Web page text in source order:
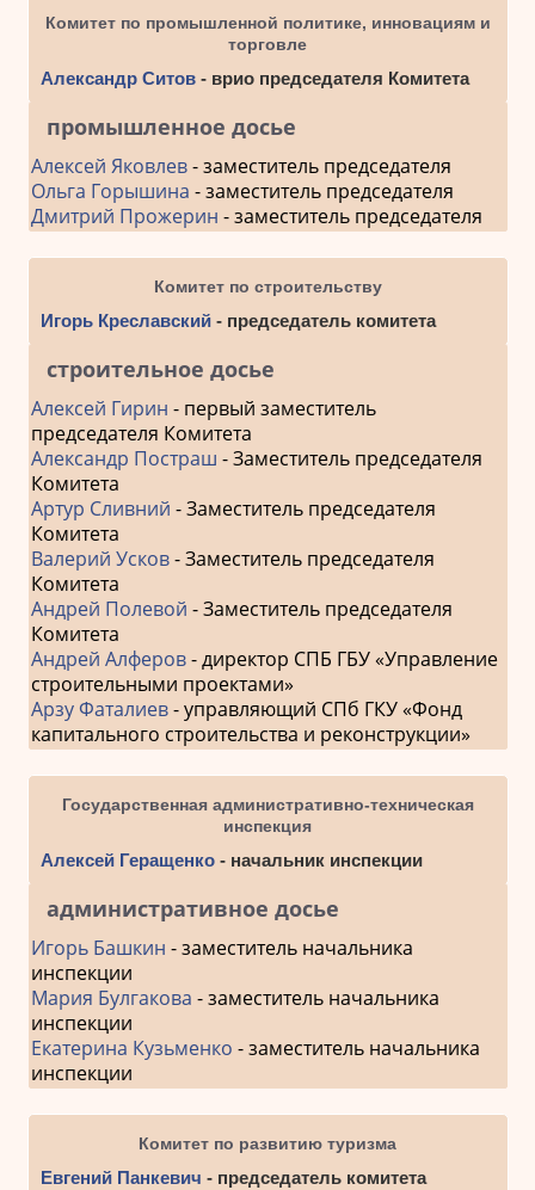
Комитет по промышленной политике, инновациям и
торговле
Александр Ситов- врио председателя Комитета
промышленное досье
Алексей Яковлев- заместитель председателя
Ольга Горышина - заместитель председателя
Дмитрий Прожерин - заместитель председателя
Комитет по строительству
Игорь Креславский - председатель комитета
строительное досье
Алексей Гирин - первый заместитель
председателя Комитета
Александр Постраш - Заместитель председателя
Комитета
Артур Сливний - Заместитель председателя
Комитета
Валерий Усков- Заместитель председателя
Комитета
Андрей Полевой - Заместитель председателя
Комитета
Андрей Алферов- директор СПБ ГБУ «Управление
строительными проектами»
Арзу Фаталиев- управляющий СПб ГКУ «Фонд
капитального строительства и реконструкции»
Государственная административно-техническая
инспекция
Алексей Геращенко- начальник инспекции
административное досье
Игорь Башкин - заместитель начальника
инспекции
Мария Булгакова - заместитель начальника
инспекции
Екатерина Кузьменко - заместитель начальника
инспекции
Комитет по развитию туризма
Евгений Панкевич - председатель комитета